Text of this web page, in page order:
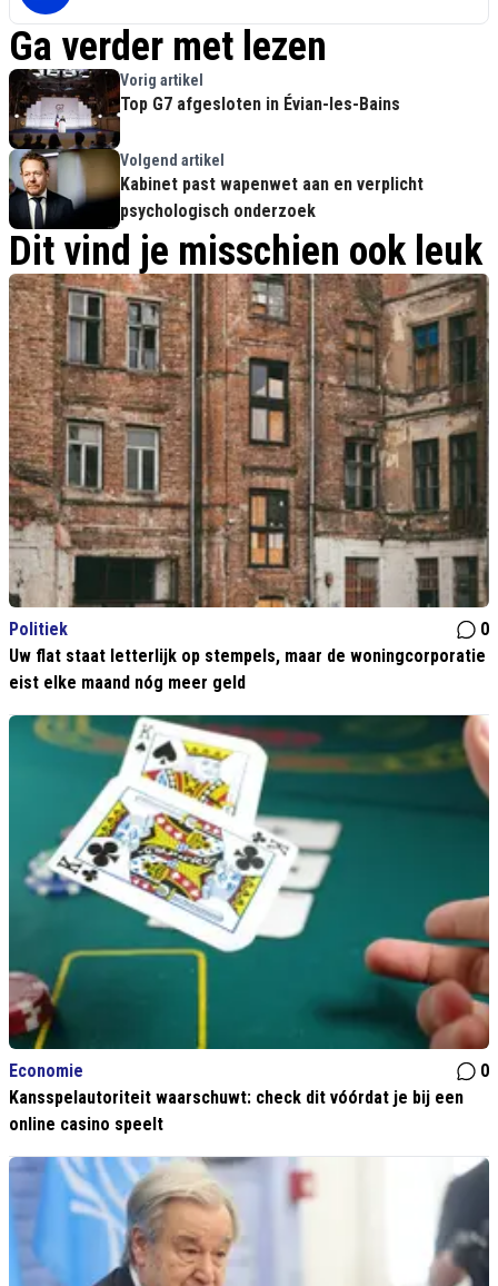
Ga verder met lezen
Vorig artikel
Top G7 afgesloten in Évian-les-Bains
Volgend artikel
Kabinet past wapenwet aan en verplicht
psychologisch onderzoek
Dit vind je misschien ook leuk
Politiek
0
Uw flat staat letterlijk op stempels, maar de woningcorporatie
eist elke maand nóg meer geld
Economie
0
Kansspelautoriteit waarschuwt: check dit vóórdat je bij een
online casino speelt